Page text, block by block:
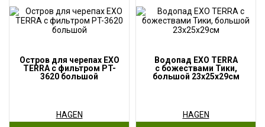
Остров для черепах EXO
TERRA с фильтром PT-
3620 большой
HAGEN
Водопад EXO TERRA
с божествами Тики,
большой 23x25x29см
HAGEN